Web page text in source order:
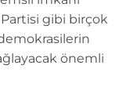
gibi birçok
önemli